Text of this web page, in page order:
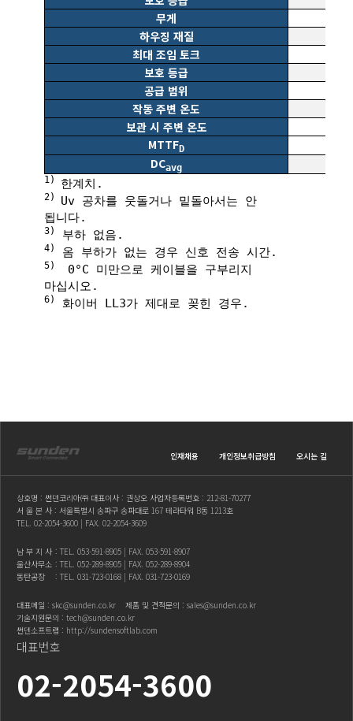
무게
하우징 재질
최대 조임 토크
보호 등급
공급 범위
작동 주변 온도
보관 시 주변 온도
MTTFD
DCavg
1) 한계치.
2) Uv 공차를 웃돌거나 밑돌아서는 안
됩니다.
3) 부하 없음.
4) 옴 부하가 없는 경우 신호 전송 시간.
5)
0°C 미만으로 케이블을 구부리지
마십시오.
6) 화이버 LL3가 제대로 꽂힌 경우.
인재채용 개인정보취급방침 오시는 길
상호명 : 썬덴코리아㈜ 대표이사 : 권상오 사업자등록번호 : 212-81-70277
서 울 본 사 : 서울특별시 송파구 송파대로 167 테라타워 B동 1213호
TEL. 02-2054-3600 | FAX. 02-2054-3609
남 부 지 사 : TEL. 053-591-8905 | FAX. 053-591-8907
울산사무소 : TEL. 052-289-8905 | FAX. 052-289-8904
동탄공장
: TEL. 031-723-0168 | FAX. 031-723-0169
대표메일 : skc@sunden.co.kr 제품 및 견적문의 : sales@sunden.co.kr
기술지원문의 : tech@sunden.co.kr
썬덴소프트랩 : http://sundensoftlab.com
대표번호
02-2054-3600